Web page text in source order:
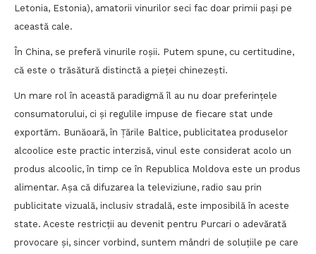
Letonia, Estonia), amatorii vinurilor seci fac doar primii pași pe
această cale.
În China, se preferă vinurile roșii. Putem spune, cu certitudine,
că este o trăsătură distinctă a pieței chinezești.
Un mare rol în această paradigmă îl au nu doar preferințele
consumatorului, ci și regulile impuse de fiecare stat unde
exportăm. Bunăoară, în Țările Baltice, publicitatea produselor
alcoolice este practic interzisă, vinul este considerat acolo un
produs alcoolic, în timp ce în Republica Moldova este un produs
alimentar. Așa că difuzarea la televiziune, radio sau prin
publicitate vizuală, inclusiv stradală, este imposibilă în aceste
state. Aceste restricții au devenit pentru Purcari o adevărată
provocare și, sincer vorbind, suntem mândri de soluțiile pe care